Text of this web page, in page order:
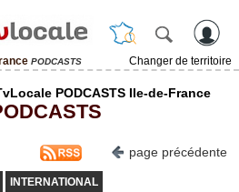
PODCASTS
Changer de territoire
PODCASTS Ile-de-France
page précédente
INTERNATIONAL